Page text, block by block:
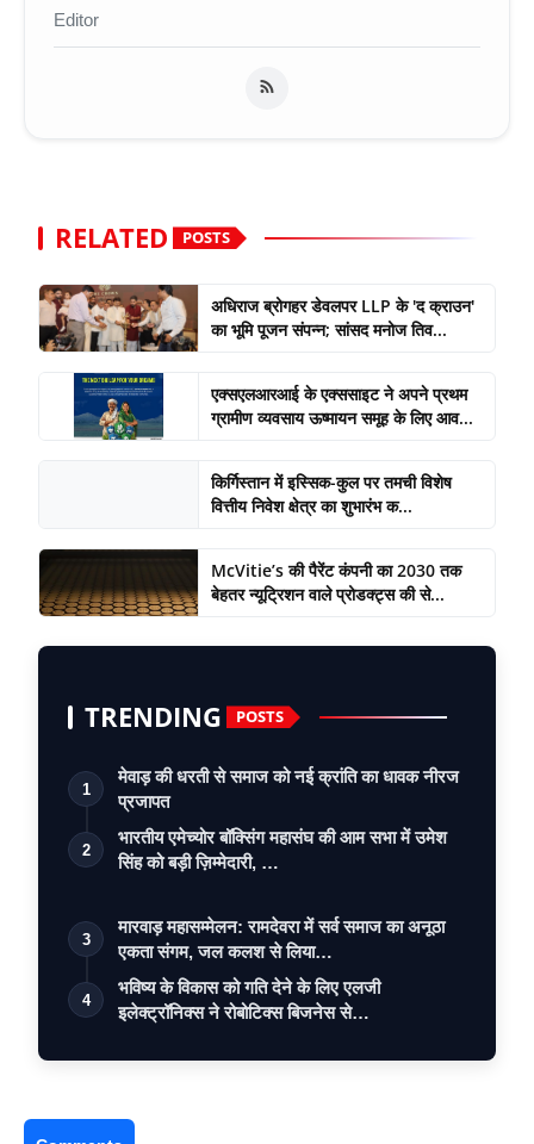
Editor
RELATED POSTS
अधिराज ब्रोगहर डेवलपर LLP के 'द क्राउन'
का भूमि पूजन संपन्न; सांसद मनोज तिव...
एक्सएलआरआई के एक्ससाइट ने अपने प्रथम
ग्रामीण व्यवसाय ऊष्मायन समूह के लिए आव...
किर्गिस्तान में इस्सिक-कुल पर तमची विशेष
वित्तीय निवेश क्षेत्र का शुभारंभ क...
McVitie’s की पैरेंट कंपनी का 2030 तक
बेहतर न्यूट्रिशन वाले प्रोडक्ट्स की से...
TRENDING POSTS
1
मेवाड़ की धरती से समाज को नई क्रांति का धावक नीरज
प्रजापत
2
भारतीय एमेच्योर बॉक्सिंग महासंघ की आम सभा में उमेश
सिंह को बड़ी ज़िम्मेदारी, …
3
मारवाड़ महासम्मेलन: रामदेवरा में सर्व समाज का अनूठा
एकता संगम, जल कलश से लिया…
4
भविष्य के विकास को गति देने के लिए एलजी
इलेक्ट्रॉनिक्स ने रोबोटिक्स बिजनेस से…